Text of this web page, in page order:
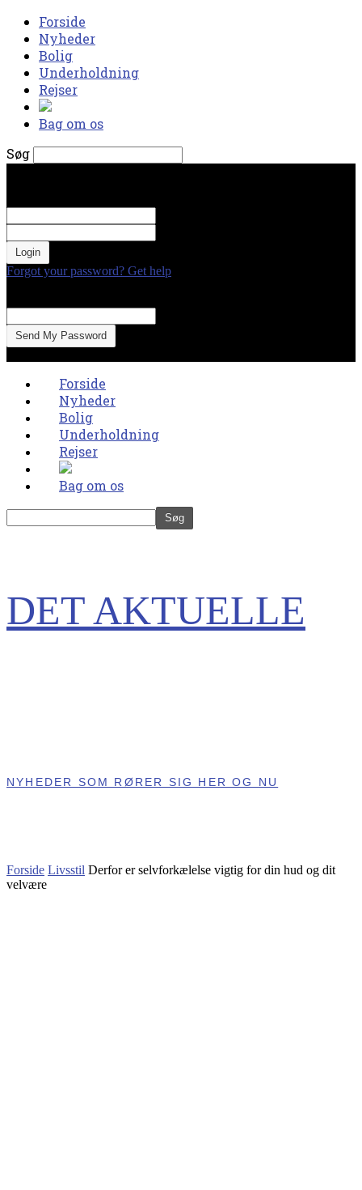
Forside
Nyheder
Bolig
Underholdning
Rejser
Bag om os
Søg
Forgot your password? Get help
Forside
Nyheder
Bolig
Underholdning
Rejser
Bag om os
DET AKTUELLE
NYHEDER SOM RØRER SIG HER OG NU
Forside Livsstil Derfor er selvforkælelse vigtig for din hud og dit
velvære